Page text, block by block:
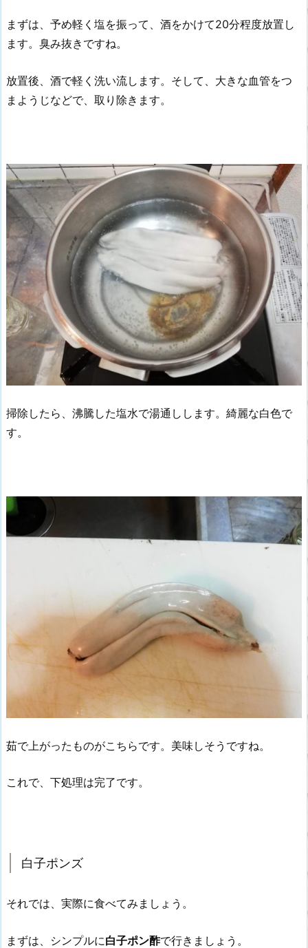
まずは、予め軽く塩を振って、酒をかけて20分程度放置し
ます。臭み抜きですね。
放置後、酒で軽く洗い流します。そして、大きな血管をつ
まようじなどで、取り除きます。
掃除したら、沸騰した塩水で湯通しします。綺麗な白色で
す。
茹で上がったものがこちらです。美味しそうですね。
これで、下処理は完了です。
白子ポンズ
それでは、実際に食べてみましょう。
まずは、シンプルに白子ポン酢で行きましょう。